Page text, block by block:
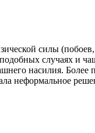
силы
случаях и
насилия.
неформальное